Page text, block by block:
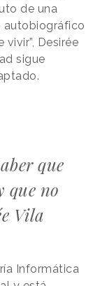
de una
autobiográfico
Desirée
sigue
que
que no
Vila
Informática